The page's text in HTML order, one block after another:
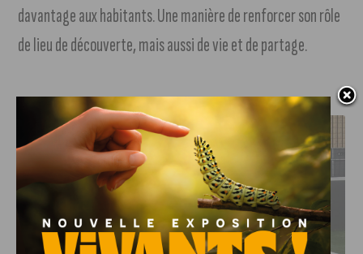
davantage aux habitants. Une manière de renforcer son rôle
de lieu de découverte, mais aussi de vie et de partage.
J'AIME LE DFCO